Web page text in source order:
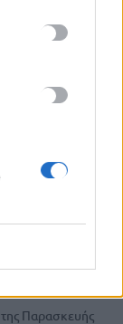
Νεκρός
της Παρασκευής